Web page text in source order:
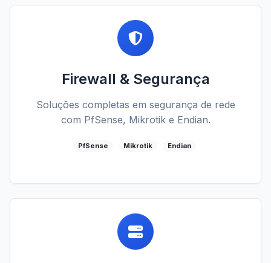
Firewall & Segurança
Soluções completas em segurança de rede
com PfSense, Mikrotik e Endian.
PfSense Mikrotik Endian